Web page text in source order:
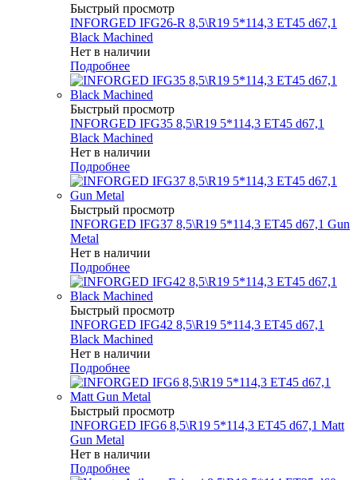
Быстрый просмотр
INFORGED IFG26-R 8,5\R19 5*114,3 ET45 d67,1
Black Machined
Нет в наличии
Подробнее
Быстрый просмотр
INFORGED IFG35 8,5\R19 5*114,3 ET45 d67,1
Black Machined
Нет в наличии
Подробнее
Быстрый просмотр
INFORGED IFG37 8,5\R19 5*114,3 ET45 d67,1 Gun
Metal
Нет в наличии
Подробнее
Быстрый просмотр
INFORGED IFG42 8,5\R19 5*114,3 ET45 d67,1
Black Machined
Нет в наличии
Подробнее
Быстрый просмотр
INFORGED IFG6 8,5\R19 5*114,3 ET45 d67,1 Matt
Gun Metal
Нет в наличии
Подробнее